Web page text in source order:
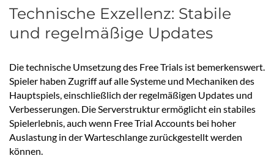
Technische Exzellenz: Stabile
und regelmäßige Updates
Die technische Umsetzung des Free Trials ist bemerkenswert.
Spieler haben Zugriff auf alle Systeme und Mechaniken des
Hauptspiels, einschließlich der regelmäßigen Updates und
Verbesserungen. Die Serverstruktur ermöglicht ein stabiles
Spielerlebnis, auch wenn Free Trial Accounts bei hoher
Auslastung in der Warteschlange zurückgestellt werden
können.